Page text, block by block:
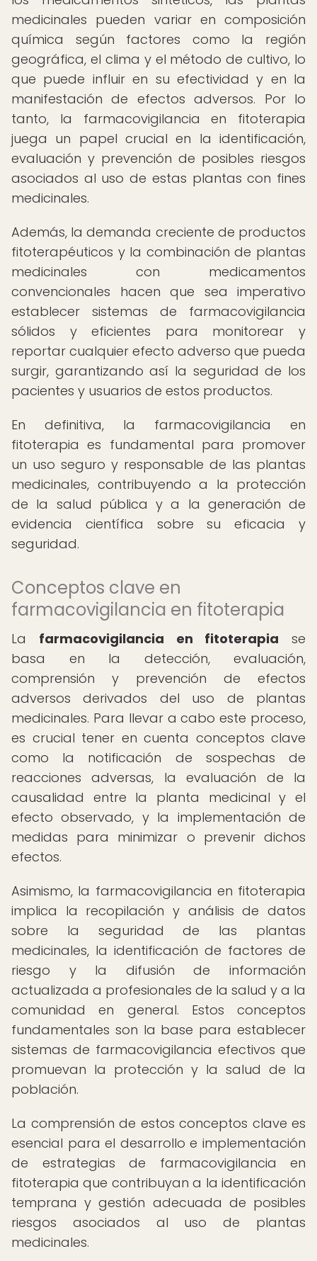
medicinales pueden variar en composición
química según factores como la región
geográfica, el clima y el método de cultivo, lo
que puede influir en su efectividad y en la
manifestación de efectos adversos. Por lo
tanto, la farmacovigilancia en fitoterapia
juega un papel crucial en la identificación,
evaluación y prevención de posibles riesgos
asociados al uso de estas plantas con fines
medicinales.
Además, la demanda creciente de productos
fitoterapéuticos y la combinación de plantas
medicinales con medicamentos
convencionales hacen que sea imperativo
establecer sistemas de farmacovigilancia
sólidos y eficientes para monitorear y
reportar cualquier efecto adverso que pueda
surgir, garantizando así la seguridad de los
pacientes y usuarios de estos productos.
En definitiva, la farmacovigilancia en
fitoterapia es fundamental para promover
un uso seguro y responsable de las plantas
medicinales, contribuyendo a la protección
de la salud pública y a la generación de
evidencia científica sobre su eficacia y
seguridad.
Conceptos clave en
farmacovigilancia en fitoterapia
La farmacovigilancia en fitoterapia se
basa en la detección, evaluación,
comprensión y prevención de efectos
adversos derivados del uso de plantas
medicinales. Para llevar a cabo este proceso,
es crucial tener en cuenta conceptos clave
como la notificación de sospechas de
reacciones adversas, la evaluación de la
causalidad entre la planta medicinal y el
efecto observado, y la implementación de
medidas para minimizar o prevenir dichos
efectos.
Asimismo, la farmacovigilancia en fitoterapia
implica la recopilación y análisis de datos
sobre la seguridad de las plantas
medicinales, la identificación de factores de
riesgo y la difusión de información
actualizada a profesionales de la salud y a la
comunidad en general. Estos conceptos
fundamentales son la base para establecer
sistemas de farmacovigilancia efectivos que
promuevan la protección y la salud de la
población.
La comprensión de estos conceptos clave es
esencial para el desarrollo e implementación
de estrategias de farmacovigilancia en
fitoterapia que contribuyan a la identificación
temprana y gestión adecuada de posibles
riesgos asociados al uso de plantas
medicinales.